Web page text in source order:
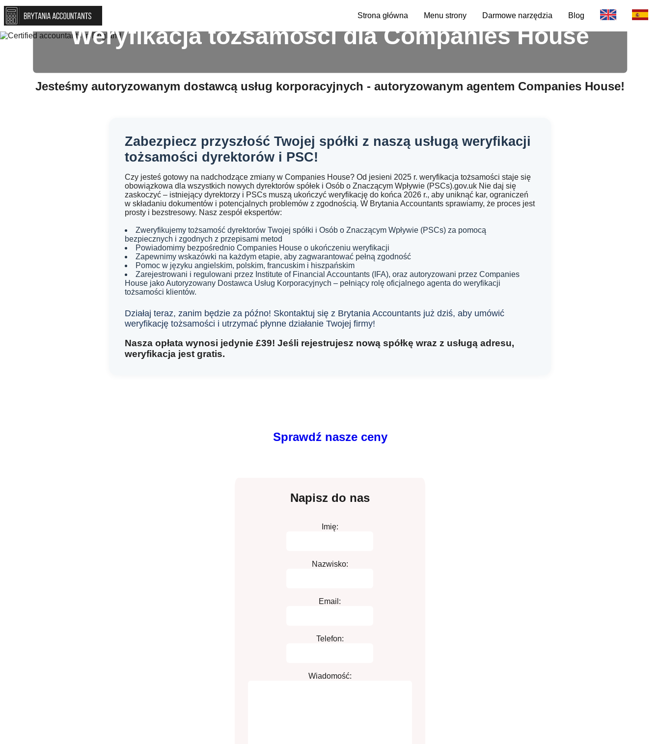
Strona główna Menu strony Darmowe narzędzia Blog
Weryfikacja tożsamości dla Companies House
Jesteśmy autoryzowanym dostawcą usług korporacyjnych - autoryzowanym agentem Companies House!
Zabezpiecz przyszłość Twojej spółki z naszą usługą weryfikacji
tożsamości dyrektorów i PSC!
Czy jesteś gotowy na nadchodzące zmiany w Companies House? Od jesieni 2025 r. weryfikacja tożsamości staje się
obowiązkowa dla wszystkich nowych dyrektorów spółek i Osób o Znaczącym Wpływie (PSCs).gov.uk Nie daj się
zaskoczyć – istniejący dyrektorzy i PSCs muszą ukończyć weryfikację do końca 2026 r., aby uniknąć kar, ograniczeń
w składaniu dokumentów i potencjalnych problemów z zgodnością. W Brytania Accountants sprawiamy, że proces jest
prosty i bezstresowy. Nasz zespół ekspertów:
Zweryfikujemy tożsamość dyrektorów Twojej spółki i Osób o Znaczącym Wpływie (PSCs) za pomocą
bezpiecznych i zgodnych z przepisami metod
Powiadomimy bezpośrednio Companies House o ukończeniu weryfikacji
Zapewnimy wskazówki na każdym etapie, aby zagwarantować pełną zgodność
Pomoc w języku angielskim, polskim, francuskim i hiszpańskim
Zarejestrowani i regulowani przez Institute of Financial Accountants (IFA), oraz autoryzowani przez Companies
House jako Autoryzowany Dostawca Usług Korporacyjnych – pełniący rolę oficjalnego agenta do weryfikacji
tożsamości klientów.
Działaj teraz, zanim będzie za późno! Skontaktuj się z Brytania Accountants już dziś, aby umówić
weryfikację tożsamości i utrzymać płynne działanie Twojej firmy!
Nasza opłata wynosi jedynie £39! Jeśli rejestrujesz nową spółkę wraz z usługą adresu,
weryfikacja jest gratis.
Sprawdź nasze ceny
Napisz do nas
Imię:
Nazwisko:
Email:
Telefon:
Wiadomość: